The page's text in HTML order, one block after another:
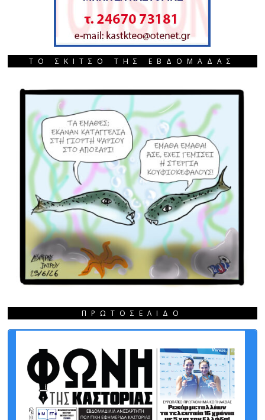
ΤΟ ΣΚΙΤΣΟ ΤΗΣ ΕΒΔΟΜΑΔΑΣ
ΠΡΩΤΟΣΈΛΙΔΟ